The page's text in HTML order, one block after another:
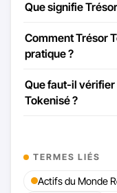
Que signifie
Comment Trésor
pratique ?
Que faut-il vérifier
Tokenisé ?
TERMES LIÉS
Actifs du Monde